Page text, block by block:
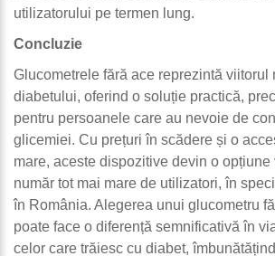
utilizatorului pe termen lung.
Concluzie
Glucometrele fără ace reprezintă viitorul
diabetului, oferind o soluție practică,
pentru persoanele care au nevoie de
glicemiei. Cu prețuri în scădere și o
mare, aceste dispozitive devin o
număr tot mai mare de utilizatori, în
în România. Alegerea unui glucometru
poate face o diferență semnificativă în
celor care trăiesc cu diabet,